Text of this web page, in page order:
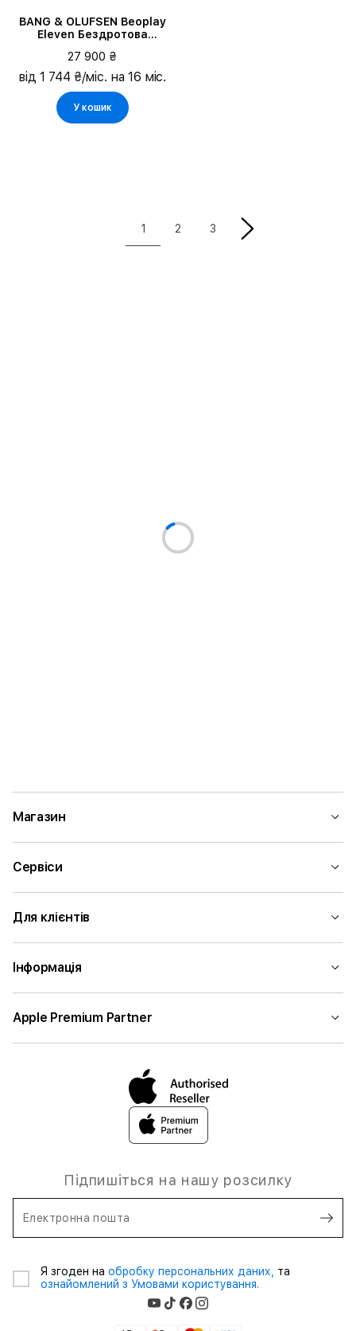
BANG & OLUFSEN Beoplay
Eleven Бездротова
Green
27 900 ₴
від 1 744 ₴/міс. на 16 міс.
У кошик
1 2 3
Магазин
Сервіси
Для клієнтів
Інформація
Apple Premium Partner
Підпишіться на нашу розсилку
Електронна пошта
Я згоден на обробку персональних даних, та
ознайомлений з Умовами користування.